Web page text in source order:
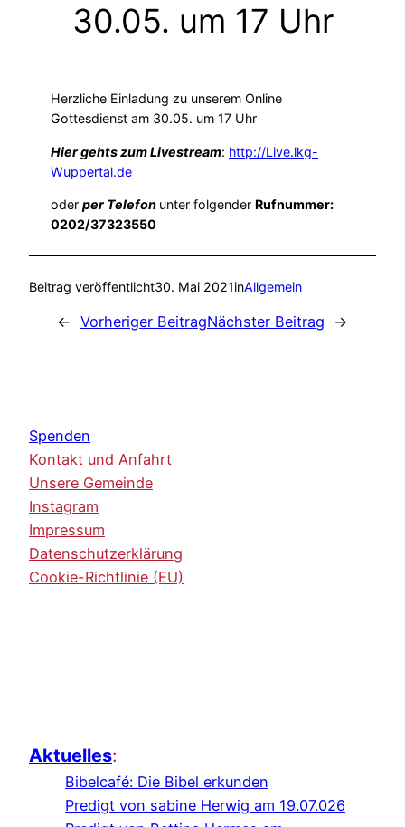
30.05. um 17 Uhr
Herzliche Einladung zu unserem Online
Gottesdienst am 30.05. um 17 Uhr
Hier gehts zum Livestream: http://Live.lkg-
Wuppertal.de
oder per Telefon unter folgender Rufnummer:
0202/37323550
Beitrag veröffentlicht30. Mai 2021inAllgemein
← Vorheriger BeitragNächster Beitrag →
Spenden
Kontakt und Anfahrt
Unsere Gemeinde
Instagram
Impressum
Datenschutzerklärung
Cookie-Richtlinie (EU)
Aktuelles:
Bibelcafé: Die Bibel erkunden
Predigt von sabine Herwig am 19.07.026